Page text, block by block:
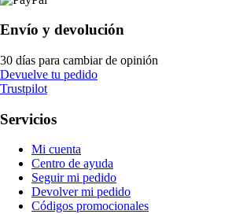
Envío y devolución
30 días para cambiar de opinión
Devuelve tu pedido
Trustpilot
Servicios
Mi cuenta
Centro de ayuda
Seguir mi pedido
Devolver mi pedido
Códigos promocionales